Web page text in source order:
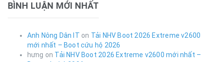
BÌNH LUẬN MỚI NHẤT
Anh Nông Dân IT on Tải NHV Boot 2026 Extreme v2600
mới nhất – Boot cứu hộ 2026
hưng on Tải NHV Boot 2026 Extreme v2600 mới nhất –